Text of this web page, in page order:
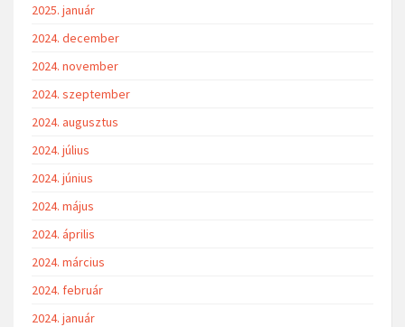
2025. január
2024. december
2024. november
2024. szeptember
2024. augusztus
2024. július
2024. június
2024. május
2024. április
2024. március
2024. február
2024. január